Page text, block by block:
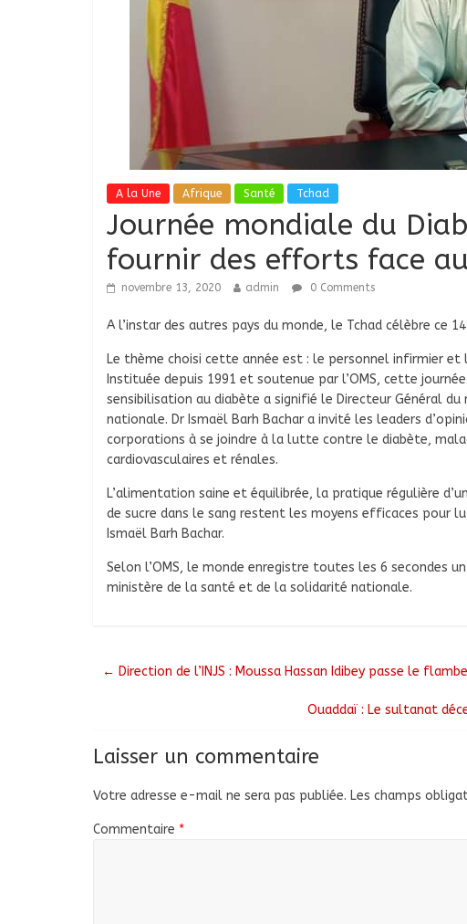
A la Une Afrique Santé Tchad
Journée mondiale du
fournir des efforts face
novembre 13, 2020 admin 0 Comments
A l’instar des autres pays du monde, le Tchad célèbre ce
Le thème choisi cette année est : le personnel infirmier et
Instituée depuis 1991 et soutenue par l’OMS, cette
sensibilisation au diabète a signifié le Directeur Général
nationale. Dr Ismaël Barh Bachar a invité les leaders
corporations à se joindre à la lutte contre le diabète,
cardiovasculaires et rénales.
L’alimentation saine et équilibrée, la pratique régulière
de sucre dans le sang restent les moyens efficaces pour
Ismaël Barh Bachar.
Selon l’OMS, le monde enregistre toutes les 6 secondes
ministère de la santé et de la solidarité nationale.
← Direction de l’INJS : Moussa Hassan Idibey passe le
Ouaddaï : Le sultanat
Laisser un commentaire
Votre adresse e-mail ne sera pas publiée. Les champs
Commentaire *